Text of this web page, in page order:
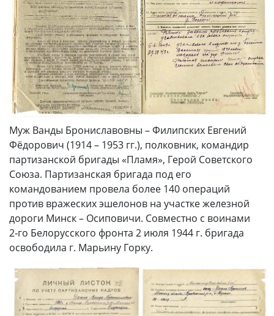
Муж Ванды Брониславовны – Филипских Евгений
Фёдорович (1914 – 1953 гг.), полковник, командир
партизанской бригады «Пламя», Герой Советского
Союза. Партизанская бригада под его
командованием провела более 140 операций
против вражеских эшелонов на участке железной
дороги Минск – Осиповичи. Совместно с воинами
2‑го Белорусского фронта 2 июля 1944 г. бригада
освободила г. Марьину Горку.